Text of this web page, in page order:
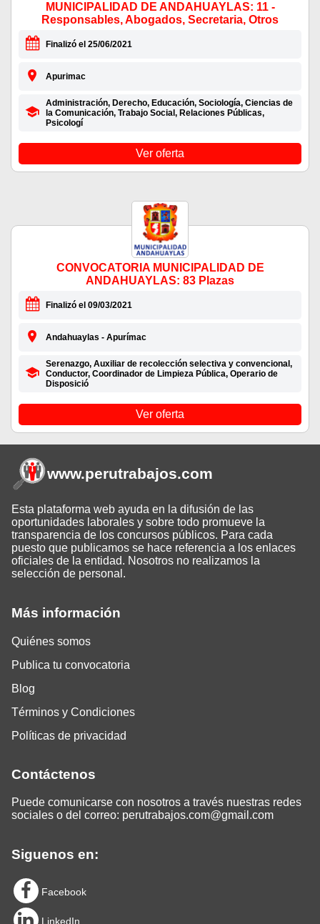
MUNICIPALIDAD DE ANDAHUAYLAS: 11 -
Responsables, Abogados, Secretaria, Otros
Finalizó el 25/06/2021
Apurimac
Administración, Derecho, Educación, Sociología, Ciencias de
la Comunicación, Trabajo Social, Relaciones Públicas,
Psicologí
Ver oferta
CONVOCATORIA MUNICIPALIDAD DE
ANDAHUAYLAS: 83 Plazas
Finalizó el 09/03/2021
Andahuaylas - Apurímac
Serenazgo, Auxiliar de recolección selectiva y convencional,
Conductor, Coordinador de Limpieza Pública, Operario de
Disposició
Ver oferta
Más información
Quiénes somos
Publica tu convocatoria
Blog
Términos y Condiciones
Políticas de privacidad
Contáctenos
Puede comunicarse con nosotros a través nuestras redes
sociales o del correo: perutrabajos.com@gmail.com
Siguenos en:
Facebook
LinkedIn
www.perutrabajos.com
Esta plataforma web ayuda en la difusión de las
oportunidades laborales y sobre todo promueve la
transparencia de los concursos públicos. Para cada
puesto que publicamos se hace referencia a los enlaces
oficiales de la entidad. Nosotros no realizamos la
selección de personal.